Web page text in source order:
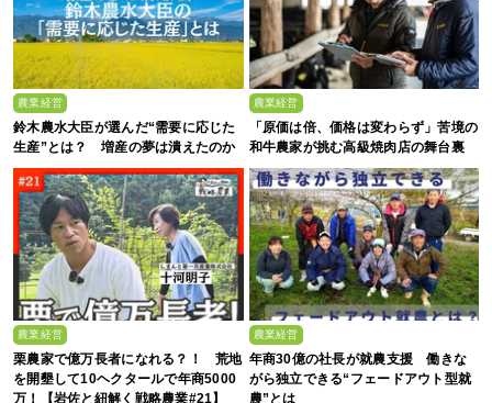
農業経営
鈴木農水大臣が選んだ“需要に応じた
生産”とは？ 増産の夢は潰えたのか
農業経営
「原価は倍、価格は変わらず」苦境の
和牛農家が挑む高級焼肉店の舞台裏
農業経営
栗農家で億万長者になれる？！ 荒地
を開墾して10ヘクタールで年商5000
万！【岩佐と紐解く戦略農業#21】
農業経営
年商30億の社長が就農支援 働きな
がら独立できる“フェードアウト型就
農”とは